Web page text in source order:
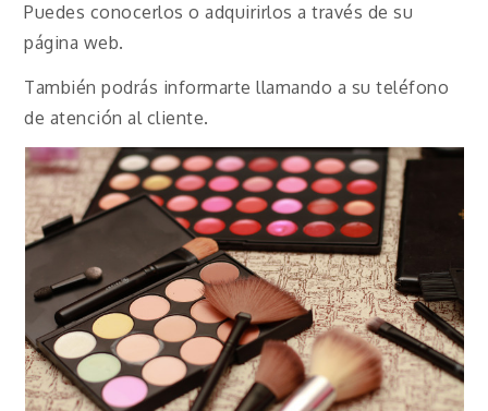
Puedes conocerlos o adquirirlos a través de su
página web.
También podrás informarte llamando a su teléfono
de atención al cliente.